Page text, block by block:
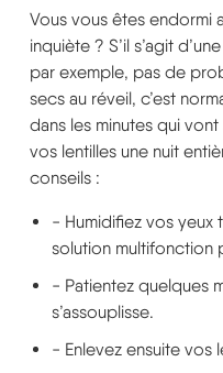
Vous vous êtes endormi
inquiète ? S’il s’agit
par exemple, pas de
secs au réveil, c’est
dans les minutes qui
vos lentilles une nuit
conseils :
- Humidifiez vos yeux
solution multifonction
- Patientez quelques
s’assouplisse.
- Enlevez ensuite vos